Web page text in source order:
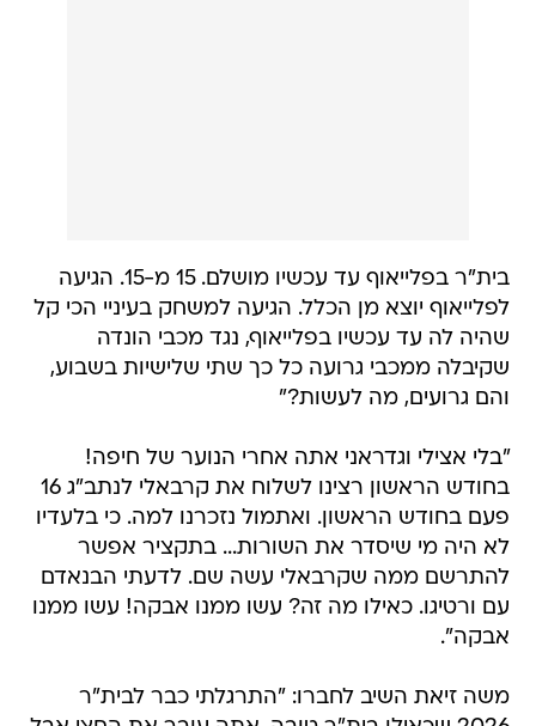
בית"ר בפלייאוף עד עכשיו מושלם. 15 מ-15. הגיעה
לפלייאוף יוצא מן הכלל. הגיעה למשחק בעיניי הכי קל
שהיה לה עד עכשיו בפלייאוף, נגד מכבי הונדה
שקיבלה ממכבי גרועה כל כך שתי שלישיות בשבוע,
והם גרועים, מה לעשות?"
"בלי אצילי וגדראני אתה אחרי הנוער של חיפה!
בחודש הראשון רצינו לשלוח את קרבאלי לנתב"ג 16
פעם בחודש הראשון. ואתמול נזכרנו למה. כי בלעדיו
לא היה מי שיסדר את השורות... בתקציר אפשר
להתרשם ממה שקרבאלי עשה שם. לדעתי הבנאדם
עם ורטיגו. כאילו מה זה? עשו ממנו אבקה! עשו ממנו
אבקה".
משה זיאת השיב לחברו: "התרגלתי כבר לבית"ר